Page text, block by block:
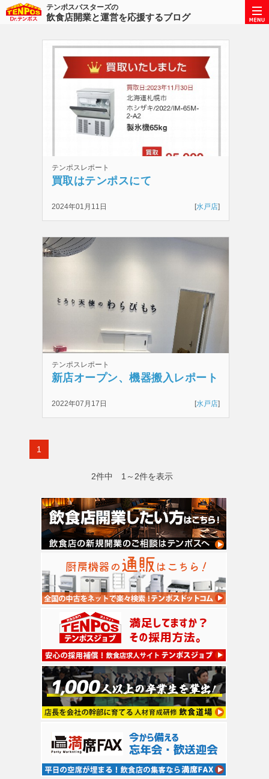
テンポスバスターズの
飲食店開業と運営を応援するブログ
テンポスレポート
買取はテンポスにて
2024年01月11日 [水戸店]
テンポスレポート
新店オープン、機器搬入レポート
2022年07月17日 [水戸店]
1
2件中 1～2件を表示